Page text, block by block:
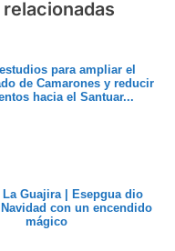
para ampliar el
de Camarones y reducir
hacia el Santuar...
La Guajira | Esepgua dio
con un encendido
mágico